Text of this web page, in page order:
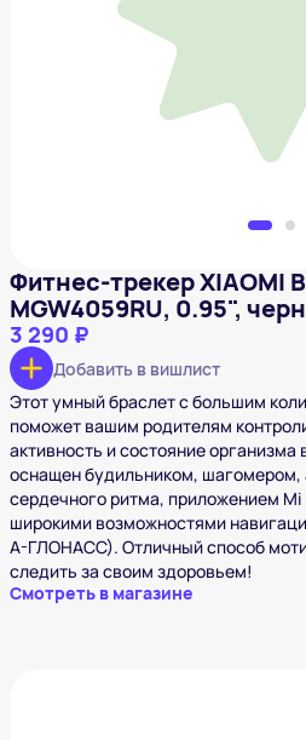
Фитнес-трекер XIAOMI
Фитнес-трекер XIAOMI
MGW4059RU, 0.95",
3 290 ₽
Добавить в вишлист
Этот умный браслет с большим
поможет вашим родителям
активность и состояние организма
оснащен будильником, шагомером,
сердечного ритма, приложением Mi
широкими возможностями
А-ГЛОНАСС). Отличный способ
следить за своим здоровьем!
Смотреть в магазине